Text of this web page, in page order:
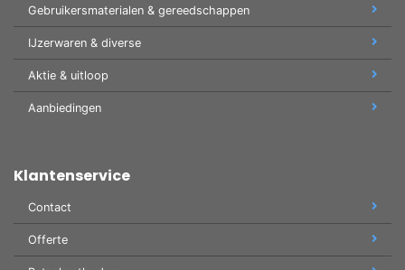
Gebruikersmaterialen & gereedschappen
IJzerwaren & diverse
Aktie & uitloop
Aanbiedingen
Klantenservice
Contact
Offerte